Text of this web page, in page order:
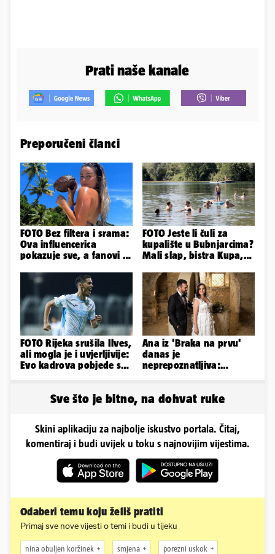
Prati naše kanale
Preporučeni članci
FOTO Bez filtera i srama:
Ova influencerica
pokazuje sve, a fanovi je
FOTO Jeste li čuli za
kupalište u Bubnjarcima?
Mali slap, bistra Kupa,
idila!
FOTO Rijeka srušila Ilves,
ali mogla je i uvjerljivije:
Evo kadrova pobjede s
Ana iz 'Braka na prvu'
danas je
neprepoznatljiva:
Sve što je bitno, na dohvat ruke
Skini aplikaciju za najbolje iskustvo portala. Čitaj,
komentiraj i budi uvijek u toku s najnovijim vijestima.
Odaberi temu koju želiš pratiti
Primaj sve nove vijesti o temi i budi u tijeku
nina obuljen koržinek smjena porezni uskok